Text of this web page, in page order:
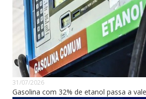
31/07/2026
Gasolina com 32% de etanol passa a